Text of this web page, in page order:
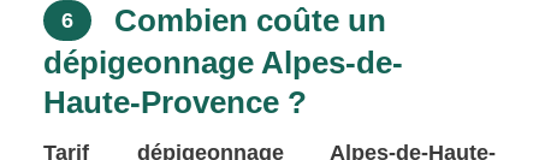
6
Combien coûte un
dépigeonnage Alpes-de-
Haute-Provence ?
Tarif dépigeonnage Alpes-de-Haute-